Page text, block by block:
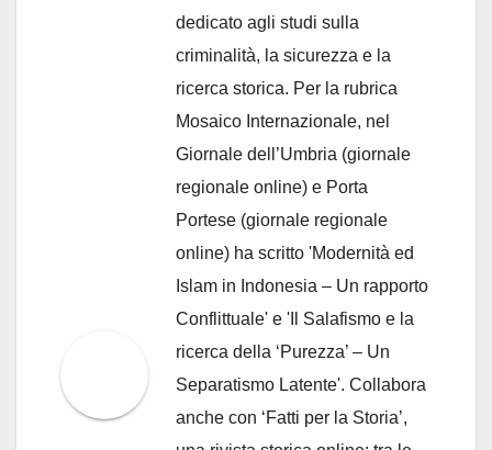
dedicato agli studi sulla
criminalità, la sicurezza e la
ricerca storica. Per la rubrica
Mosaico Internazionale, nel
Giornale dell’Umbria (giornale
regionale online) e Porta
Portese (giornale regionale
online) ha scritto 'Modernità ed
Islam in Indonesia – Un rapporto
Conflittuale' e 'Il Salafismo e la
ricerca della ‘Purezza’ – Un
Separatismo Latente'. Collabora
anche con ‘Fatti per la Storia’,